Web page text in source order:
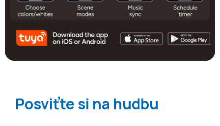
Posviťte si na hudbu